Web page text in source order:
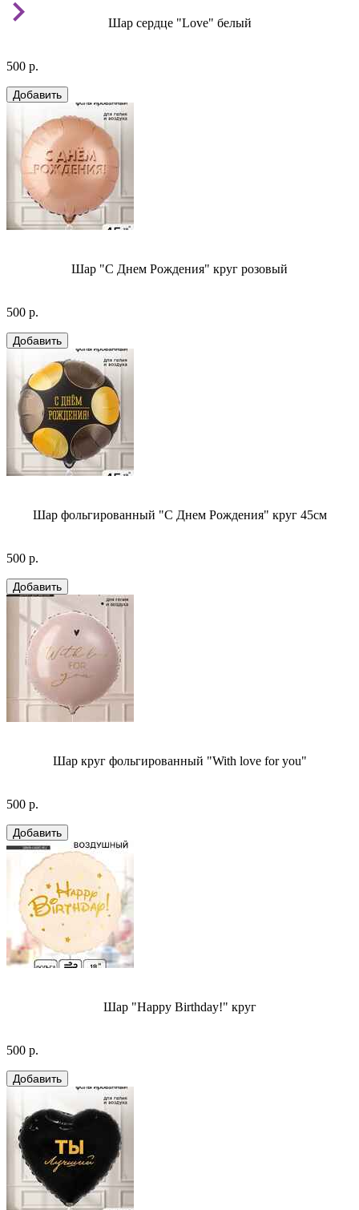
Шар сердце "Love" белый
500 р.
Шар "С Днем Рождения" круг розовый
500 р.
Шар фольгированный "С Днем Рождения" круг 45см
500 р.
Шар круг фольгированный "With love for you"
500 р.
Шар "Happy Birthday!" круг
500 р.